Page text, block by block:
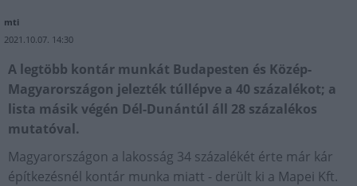
mti
2021.10.07. 14:30
A legtöbb kontár munkát Budapesten és Közép-
Magyarországon jelezték túllépve a 40 százalékot; a
lista másik végén Dél-Dunántúl áll 28 százalékos
mutatóval.
Magyarországon a lakosság 34 százalékét érte már kár
építkezésnél kontár munka miatt - derült ki a Mapei Kft.